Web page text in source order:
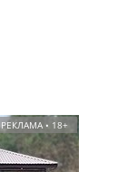
РЕКЛАМА • 18+